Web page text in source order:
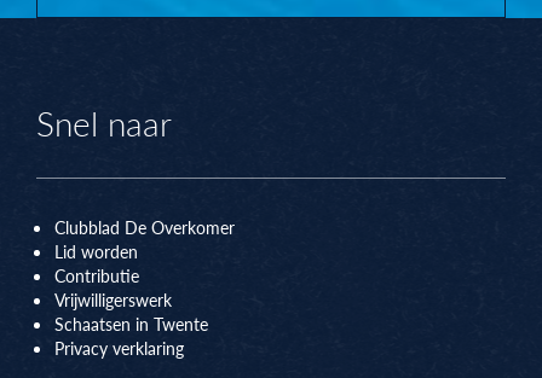
Snel naar
Clubblad De Overkomer
Lid worden
Contributie
Vrijwilligerswerk
Schaatsen in Twente
Privacy verklaring